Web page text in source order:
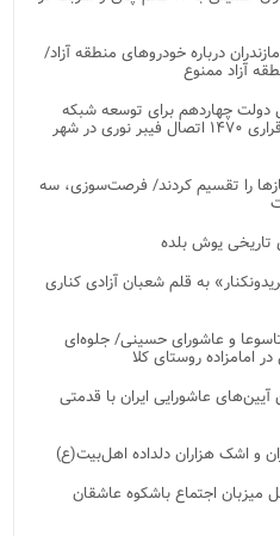
درباره خودروهای منطقه آزاد/
آزاد ممنوع
تومانی دولت چهاردهم برای توسعه شبکه
تلفن همراه و فیبر نوری در آمل/ برقراری ۱۴۷۰ اتصال فیبر نوری در شهر
را تقسیم کردند/ فرصت‌سوزی، سه
تاریخی یوش بلده
به قلم شعبان آزادی کناری
تاسوعا و عاشورای حسینی/ جلوه‌ای
امامزاده روستای کلا
عاشورایی ایران با قدمتی
و اشک هزاران دلداده اهل‌بیت(ع)
اجتماع باشکوه عاشقان